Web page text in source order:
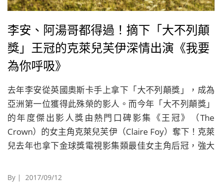
李安、阿湯哥都得過！摘下「大不列顛
獎」王冠的克萊兒芙伊深情出演《我要
為你呼吸》
去年李安從英國奧斯卡手上拿下「大不列顛獎」，成為
亞洲第一位獲得此殊榮的影人。而今年「大不列顛獎」
的年度傑出影人獎由熱門口碑影集《王冠》（The
Crown）的女主角克萊兒芙伊（Claire Foy）奪下！克萊
兒去年也拿下金球獎電視影集類最佳女主角后冠，強大
到手軟，與《鋼鐵英雄》（Hacksaw Ridge）男主角安
By | 2017/09/12